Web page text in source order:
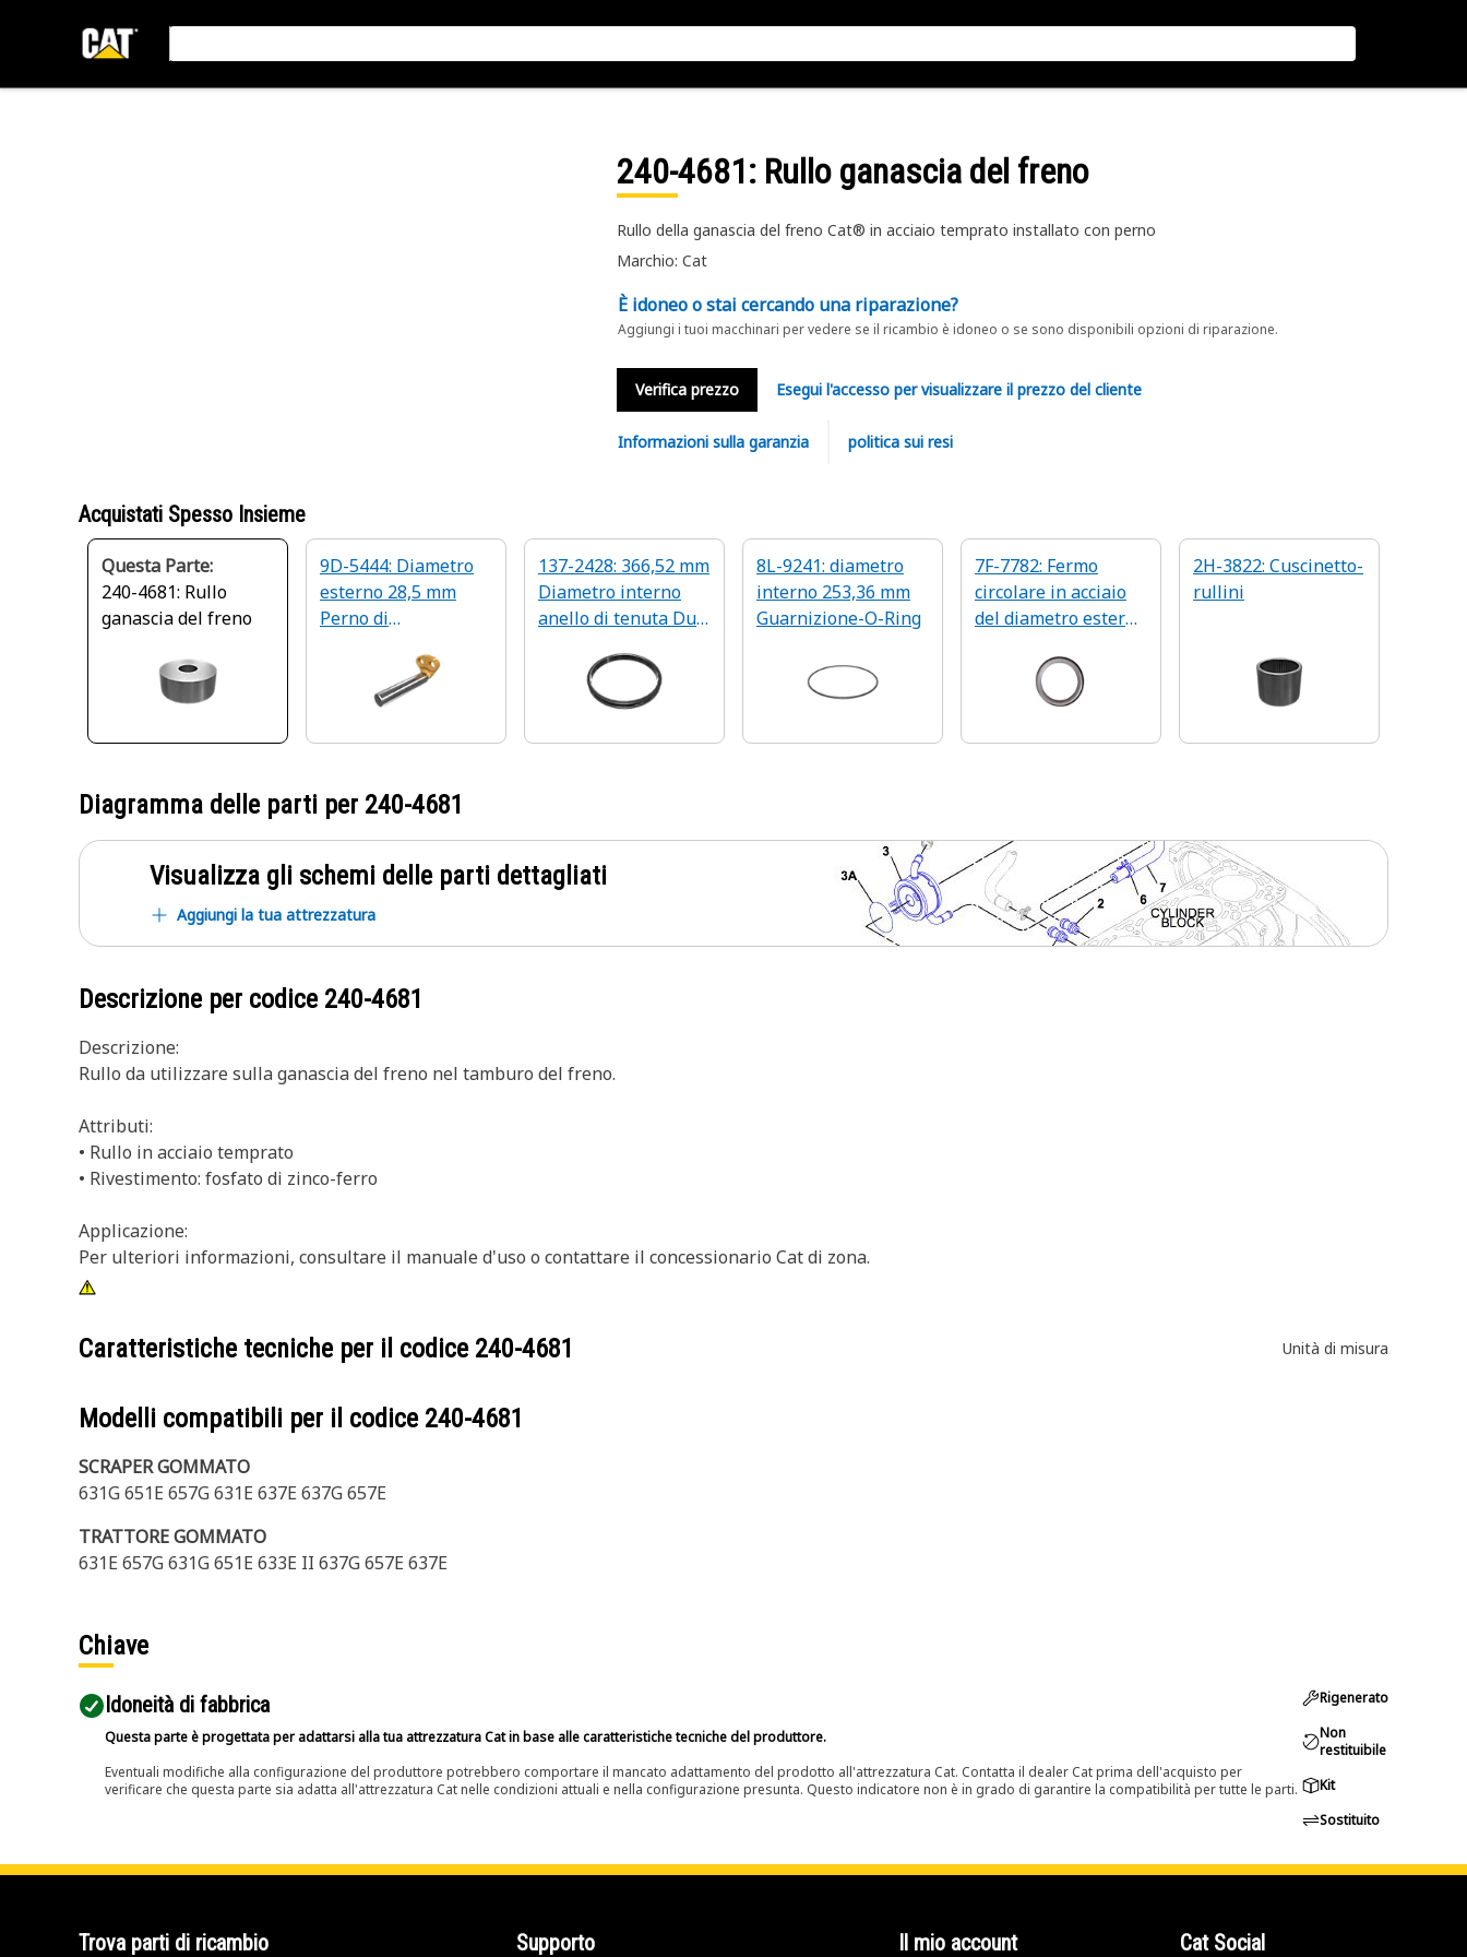
240-4681: Rullo ganascia del freno
Rullo della ganascia del freno Cat® in acciaio temprato installato con perno
Marchio: Cat
È idoneo o stai cercando una riparazione?
Aggiungi i tuoi macchinari per vedere se il ricambio è idoneo o se sono disponibili opzioni di riparazione.
Verifica prezzo Esegui l'accesso per visualizzare il prezzo del cliente
Informazioni sulla garanzia politica sui resi
Acquistati Spesso Insieme
Questa Parte:
240-4681: Rullo
ganascia del freno
9D-5444: Diametro
esterno 28,5 mm
Perno di
137-2428: 366,52 mm
Diametro interno
anello di tenuta Duo
8L-9241: diametro
interno 253,36 mm
Guarnizione-O-Ring
7F-7782: Fermo
circolare in acciaio
del diametro esterno
2H-3822: Cuscinetto-
rullini
Diagramma delle parti per 240-4681
Visualizza gli schemi delle parti dettagliati
Aggiungi la tua attrezzatura
Descrizione per codice 240-4681
Descrizione:
Rullo da utilizzare sulla ganascia del freno nel tamburo del freno.
Attributi:
• Rullo in acciaio temprato
• Rivestimento: fosfato di zinco-ferro
Applicazione:
Per ulteriori informazioni, consultare il manuale d'uso o contattare il concessionario Cat di zona.
Caratteristiche tecniche per il codice 240-4681 Unità di misura
Modelli compatibili per il codice 240-4681
SCRAPER GOMMATO
631G 651E 657G 631E 637E 637G 657E
TRATTORE GOMMATO
631E 657G 631G 651E 633E II 637G 657E 637E
Chiave
Idoneità di fabbrica
Questa parte è progettata per adattarsi alla tua attrezzatura Cat in base alle caratteristiche tecniche del produttore.
Eventuali modifiche alla configurazione del produttore potrebbero comportare il mancato adattamento del prodotto all'attrezzatura Cat. Contatta il dealer Cat prima dell'acquisto per
verificare che questa parte sia adatta all'attrezzatura Cat nelle condizioni attuali e nella configurazione presunta. Questo indicatore non è in grado di garantire la compatibilità per tutte le parti.
Rigenerato
Non
restituibile
Kit
Sostituito
Trova parti di ricambio Supporto Il mio account Cat Social